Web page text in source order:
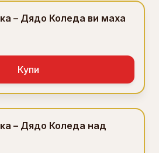
– Дядо Коледа ви маха
Купи
– Дядо Коледа над